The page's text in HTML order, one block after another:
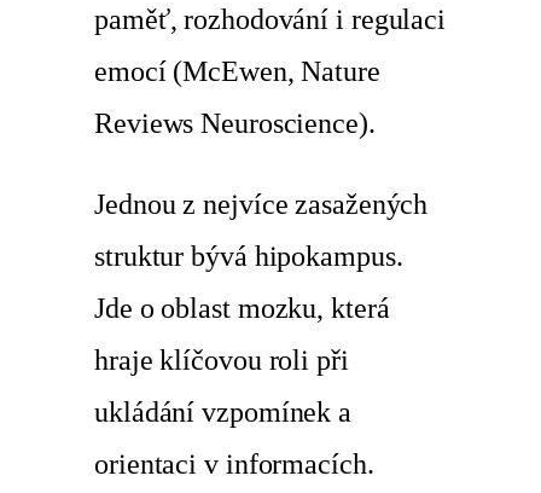
paměť, rozhodování i regulaci
emocí (McEwen, Nature
Reviews Neuroscience).
Jednou z nejvíce zasažených
struktur bývá hipokampus.
Jde o oblast mozku, která
hraje klíčovou roli při
ukládání vzpomínek a
orientaci v informacích.